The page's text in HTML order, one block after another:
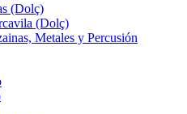
(Dolç)
(Dolç)
Metales y Percusión